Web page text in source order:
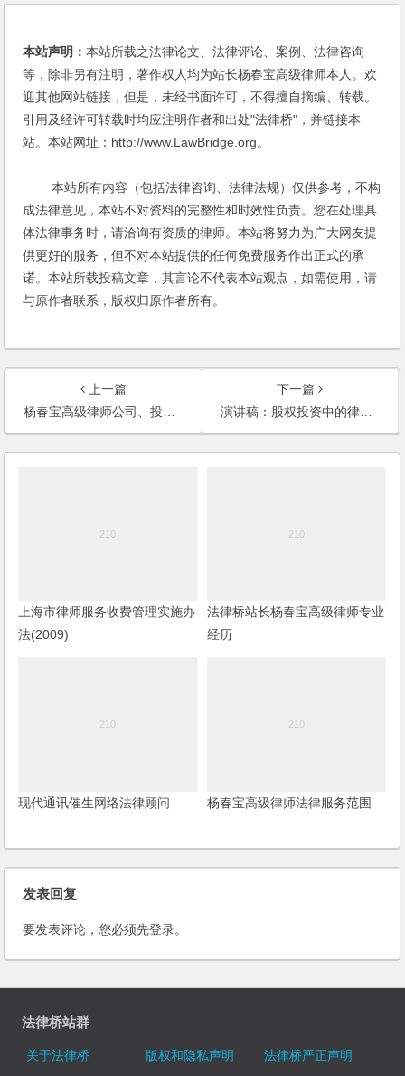
本站声明：本站所载之法律论文、法律评论、案例、法律咨询
等，除非另有注明，著作权人均为站长杨春宝高级律师本人。欢
迎其他网站链接，但是，未经书面许可，不得擅自摘编、转载。
引用及经许可转载时均应注明作者和出处"法律桥"，并链接本
站。本站网址：http://www.LawBridge.org。
本站所有内容（包括法律咨询、法律法规）仅供参考，不构
成法律意见，本站不对资料的完整性和时效性负责。您在处理具
体法律事务时，请洽询有资质的律师。本站将努力为广大网友提
供更好的服务，但不对本站提供的任何免费服务作出正式的承
诺。本站所载投稿文章，其言论不代表本站观点，如需使用，请
与原作者联系，版权归原作者所有。
上一篇
杨春宝高级律师公司、投资、并购、私募基金法律服务范围
下一篇
演讲稿：股权投资中的律师尽职调查(2010)
上海市律师服务收费管理实施办
法(2009)
法律桥站长杨春宝高级律师专业
经历
现代通讯催生网络法律顾问 杨春宝高级律师法律服务范围
发表回复
要发表评论，您必须先登录。
法律桥站群
关于法律桥 版权和隐私声明
法律桥严正声明